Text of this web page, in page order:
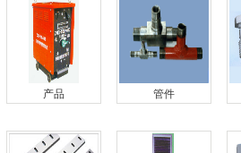
产品 管件